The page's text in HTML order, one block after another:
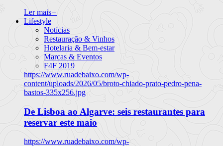
Ler mais+
Lifestyle
Notícias
Restauração & Vinhos
Hotelaria & Bem-estar
Marcas & Eventos
F4F 2019
https://www.ruadebaixo.com/wp-
content/uploads/2026/05/broto-chiado-prato-pedro-pena-
bastos-335x256.jpg
De Lisboa ao Algarve: seis restaurantes para
reservar este maio
https://www.ruadebaixo.com/wp-